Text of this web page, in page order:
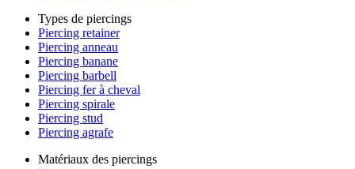
Types de piercings
Piercing retainer
Piercing anneau
Piercing banane
Piercing barbell
Piercing fer à cheval
Piercing spirale
Piercing stud
Piercing agrafe
Matériaux des piercings